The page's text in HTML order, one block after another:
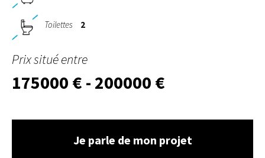
Toilettes 2
Prix situé entre
175000 € - 200000 €
Je parle de mon projet